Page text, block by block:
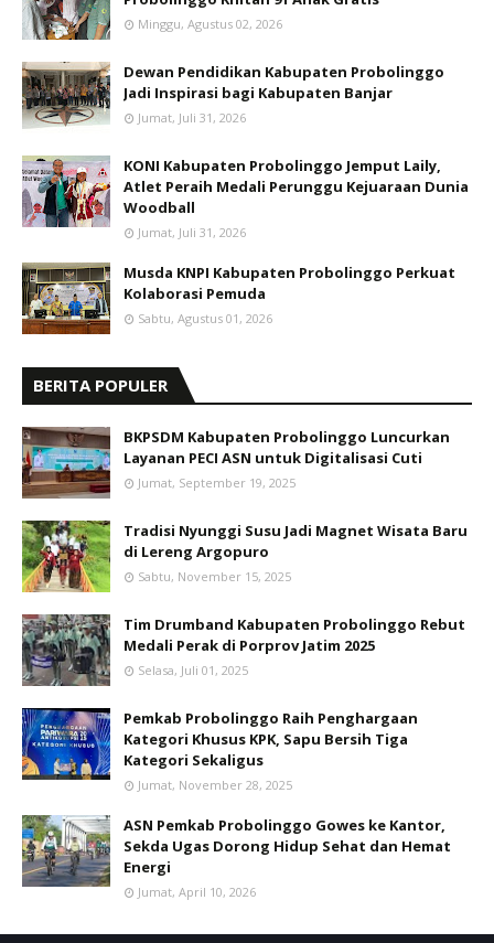
Minggu, Agustus 02, 2026
Dewan Pendidikan Kabupaten Probolinggo
Jadi Inspirasi bagi Kabupaten Banjar
Jumat, Juli 31, 2026
KONI Kabupaten Probolinggo Jemput Laily,
Atlet Peraih Medali Perunggu Kejuaraan Dunia
Woodball
Jumat, Juli 31, 2026
Musda KNPI Kabupaten Probolinggo Perkuat
Kolaborasi Pemuda
Sabtu, Agustus 01, 2026
BERITA POPULER
BKPSDM Kabupaten Probolinggo Luncurkan
Layanan PECI ASN untuk Digitalisasi Cuti
Jumat, September 19, 2025
Tradisi Nyunggi Susu Jadi Magnet Wisata Baru
di Lereng Argopuro
Sabtu, November 15, 2025
Tim Drumband Kabupaten Probolinggo Rebut
Medali Perak di Porprov Jatim 2025
Selasa, Juli 01, 2025
Pemkab Probolinggo Raih Penghargaan
Kategori Khusus KPK, Sapu Bersih Tiga
Kategori Sekaligus
Jumat, November 28, 2025
ASN Pemkab Probolinggo Gowes ke Kantor,
Sekda Ugas Dorong Hidup Sehat dan Hemat
Energi
Jumat, April 10, 2026